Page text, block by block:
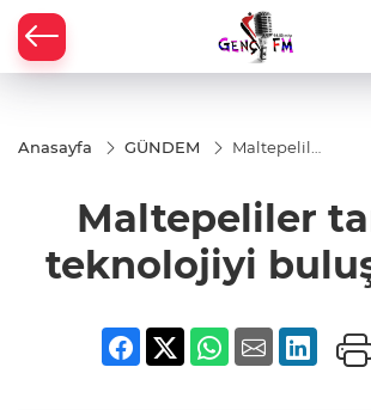
Anasayfa GÜNDEM
Maltepeliler
buluşturdu
Maltepeliler
teknolojiyi